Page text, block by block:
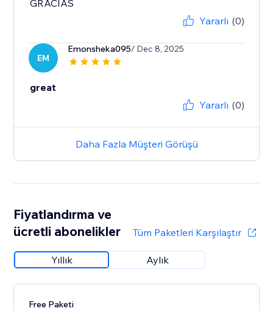
GRACIAS
Yararlı (0)
EM
Emonsheka095/ Dec 8, 2025
great
Yararlı (0)
Daha Fazla Müşteri Görüşü
Fiyatlandırma ve
ücretli abonelikler
Tüm Paketleri Karşılaştır
Yıllık Aylık
Free Paketi